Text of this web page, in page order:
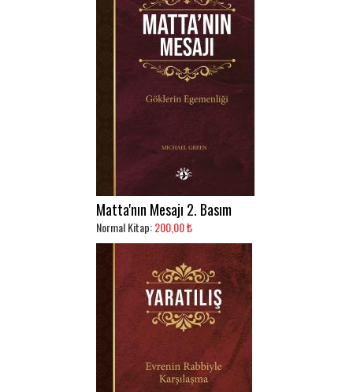
Matta'nın Mesajı 2. Basım
Normal Kitap:200,00 ₺